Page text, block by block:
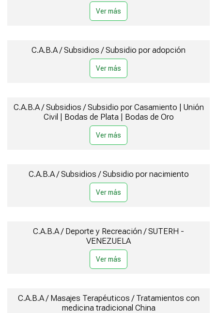
C.A.B.A / Subsidios / Subsidio por adopción
C.A.B.A / Subsidios / Subsidio por Casamiento | Unión
Civil | Bodas de Plata | Bodas de Oro
C.A.B.A / Subsidios / Subsidio por nacimiento
C.A.B.A / Deporte y Recreación / SUTERH -
VENEZUELA
C.A.B.A / Masajes Terapéuticos / Tratamientos con
medicina tradicional China